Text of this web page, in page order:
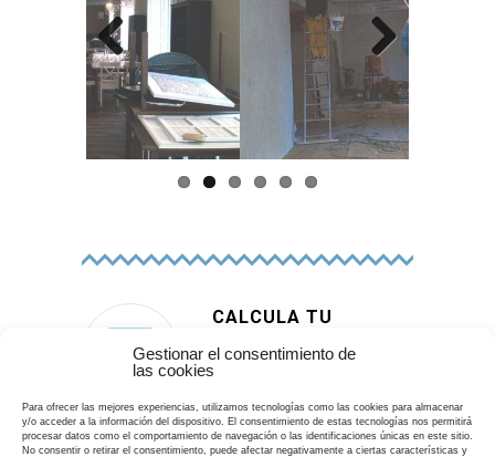
Gestionar el consentimiento de
las cookies
Para ofrecer las mejores experiencias, utilizamos tecnologías como las cookies para almacenar
y/o acceder a la información del dispositivo. El consentimiento de estas tecnologías nos permitirá
procesar datos como el comportamiento de navegación o las identificaciones únicas en este sitio.
No consentir o retirar el consentimiento, puede afectar negativamente a ciertas características y
Previo
us
Next
CALCULA TU
PRESUPUESTO
para estimar el
presupuesto de su obra.